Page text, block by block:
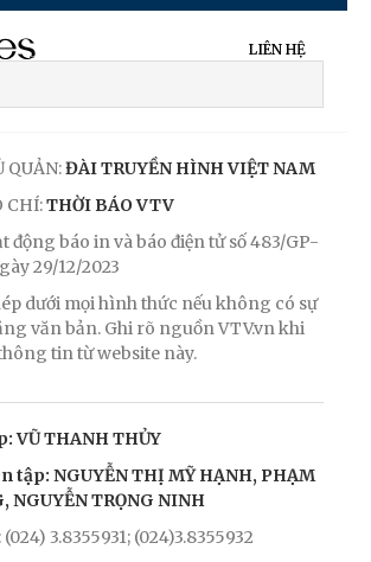
LIÊN HỆ
QUẢN:ĐÀI TRUYỀN HÌNH VIỆT NAM
CHÍ:THỜI BÁO VTV
động báo in và báo điện tử số 483/GP-
29/12/2023
dưới mọi hình thức nếu không có sự
văn bản. Ghi rõ nguồn VTV.vn khi
tin từ website này.
VŨ THANH THỦY
tập: NGUYỄN THỊ MỸ HẠNH, PHẠM
NGUYỄN TRỌNG NINH
3.8355931; (024)3.8355932